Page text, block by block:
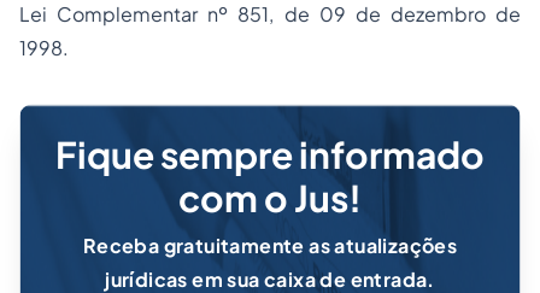
Lei Complementar nº 851, de 09 de dezembro de
1998.
Fique sempre informado
com o Jus!
Receba gratuitamente as atualizações
jurídicas em sua caixa de entrada.